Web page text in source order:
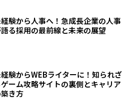
験から人事へ！急成長企業の人事
る採用の最前線と未来の展望
験からWEBライターに！知られざ
ーム攻略サイトの裏側とキャリア
き方